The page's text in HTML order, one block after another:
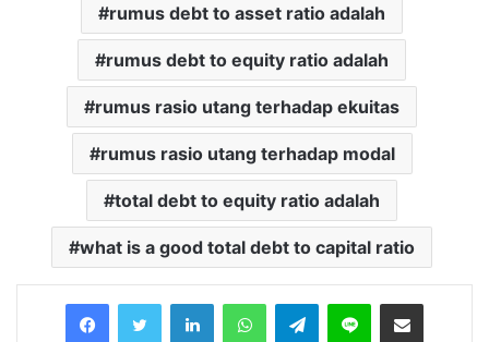
rumus debt to asset ratio adalah
rumus debt to equity ratio adalah
rumus rasio utang terhadap ekuitas
rumus rasio utang terhadap modal
total debt to equity ratio adalah
what is a good total debt to capital ratio
Telegram